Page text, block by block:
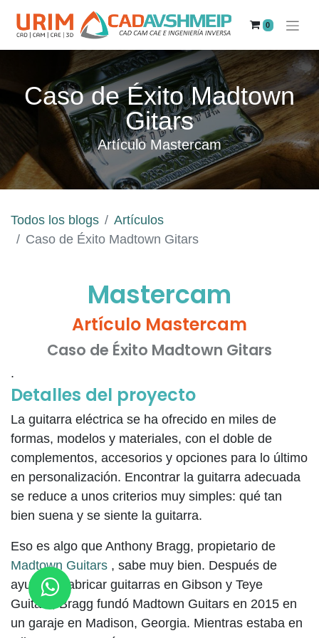
0
Caso de Éxito Madtown
Gitars
Artículo Mastercam
Todos los blogs
Artículos
Caso de Éxito Madtown Gitars
Mastercam
Artículo Mastercam
Caso de Éxito Madtown Gitars
.
Detalles del proyecto
La guitarra eléctrica se ha ofrecido en miles de
formas, modelos y materiales, con el doble de
complementos, accesorios y opciones para lo último
en personalización. Encontrar la guitarra adecuada
se reduce a unos criterios muy simples: qué tan
bien suena y se siente la guitarra.
Eso es algo que Anthony Bragg, propietario de
Madtown Guitars , sabe muy bien. Después de
ayudar a fabricar guitarras en Gibson y Teye
Guitars, Bragg fundó Madtown Guitars en 2015 en
un garaje en Madison, Georgia. Mientras estaba en